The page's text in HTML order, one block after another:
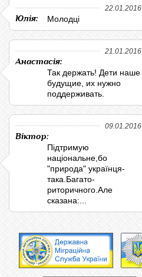
22.01.2016
Юлія: Молодці
21.01.2016
Анастасія:
Так держать! Дети наше
будущие, их нужно
поддерживать.
09.01.2016
Віктор:
Підтримую
національне,бо
"природа" українця-
така.Багато-
риторичного.Але
сказана:...